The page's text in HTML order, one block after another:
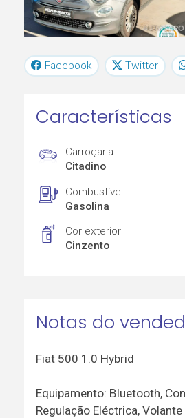
Facebook Twitter
Características
Carroçaria
Citadino
Combustível
Gasolina
Cor exterior
Cinzento
Notas do
Fiat 500 1.0 Hybrid
Equipamento: Bluetooth,
Regulação Eléctrica,